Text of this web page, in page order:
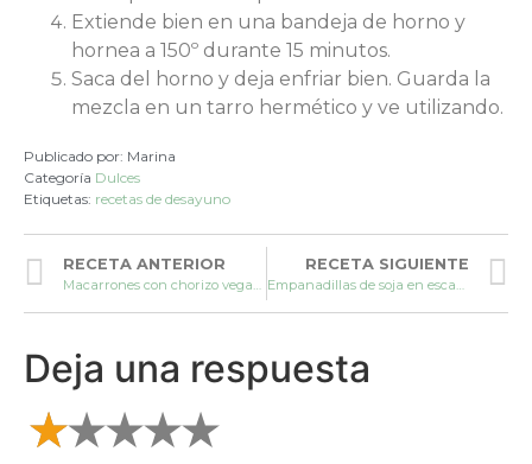
Extiende bien en una bandeja de horno y
hornea a 150º durante 15 minutos.
Saca del horno y deja enfriar bien. Guarda la
mezcla en un tarro hermético y ve utilizando.
Publicado por: Marina
Categoría Dulces
Etiquetas: recetas de desayuno
RECETA ANTERIOR
Macarrones con chorizo vegano
RECETA SIGUIENTE
Empanadillas de soja en escabeche
Deja una respuesta